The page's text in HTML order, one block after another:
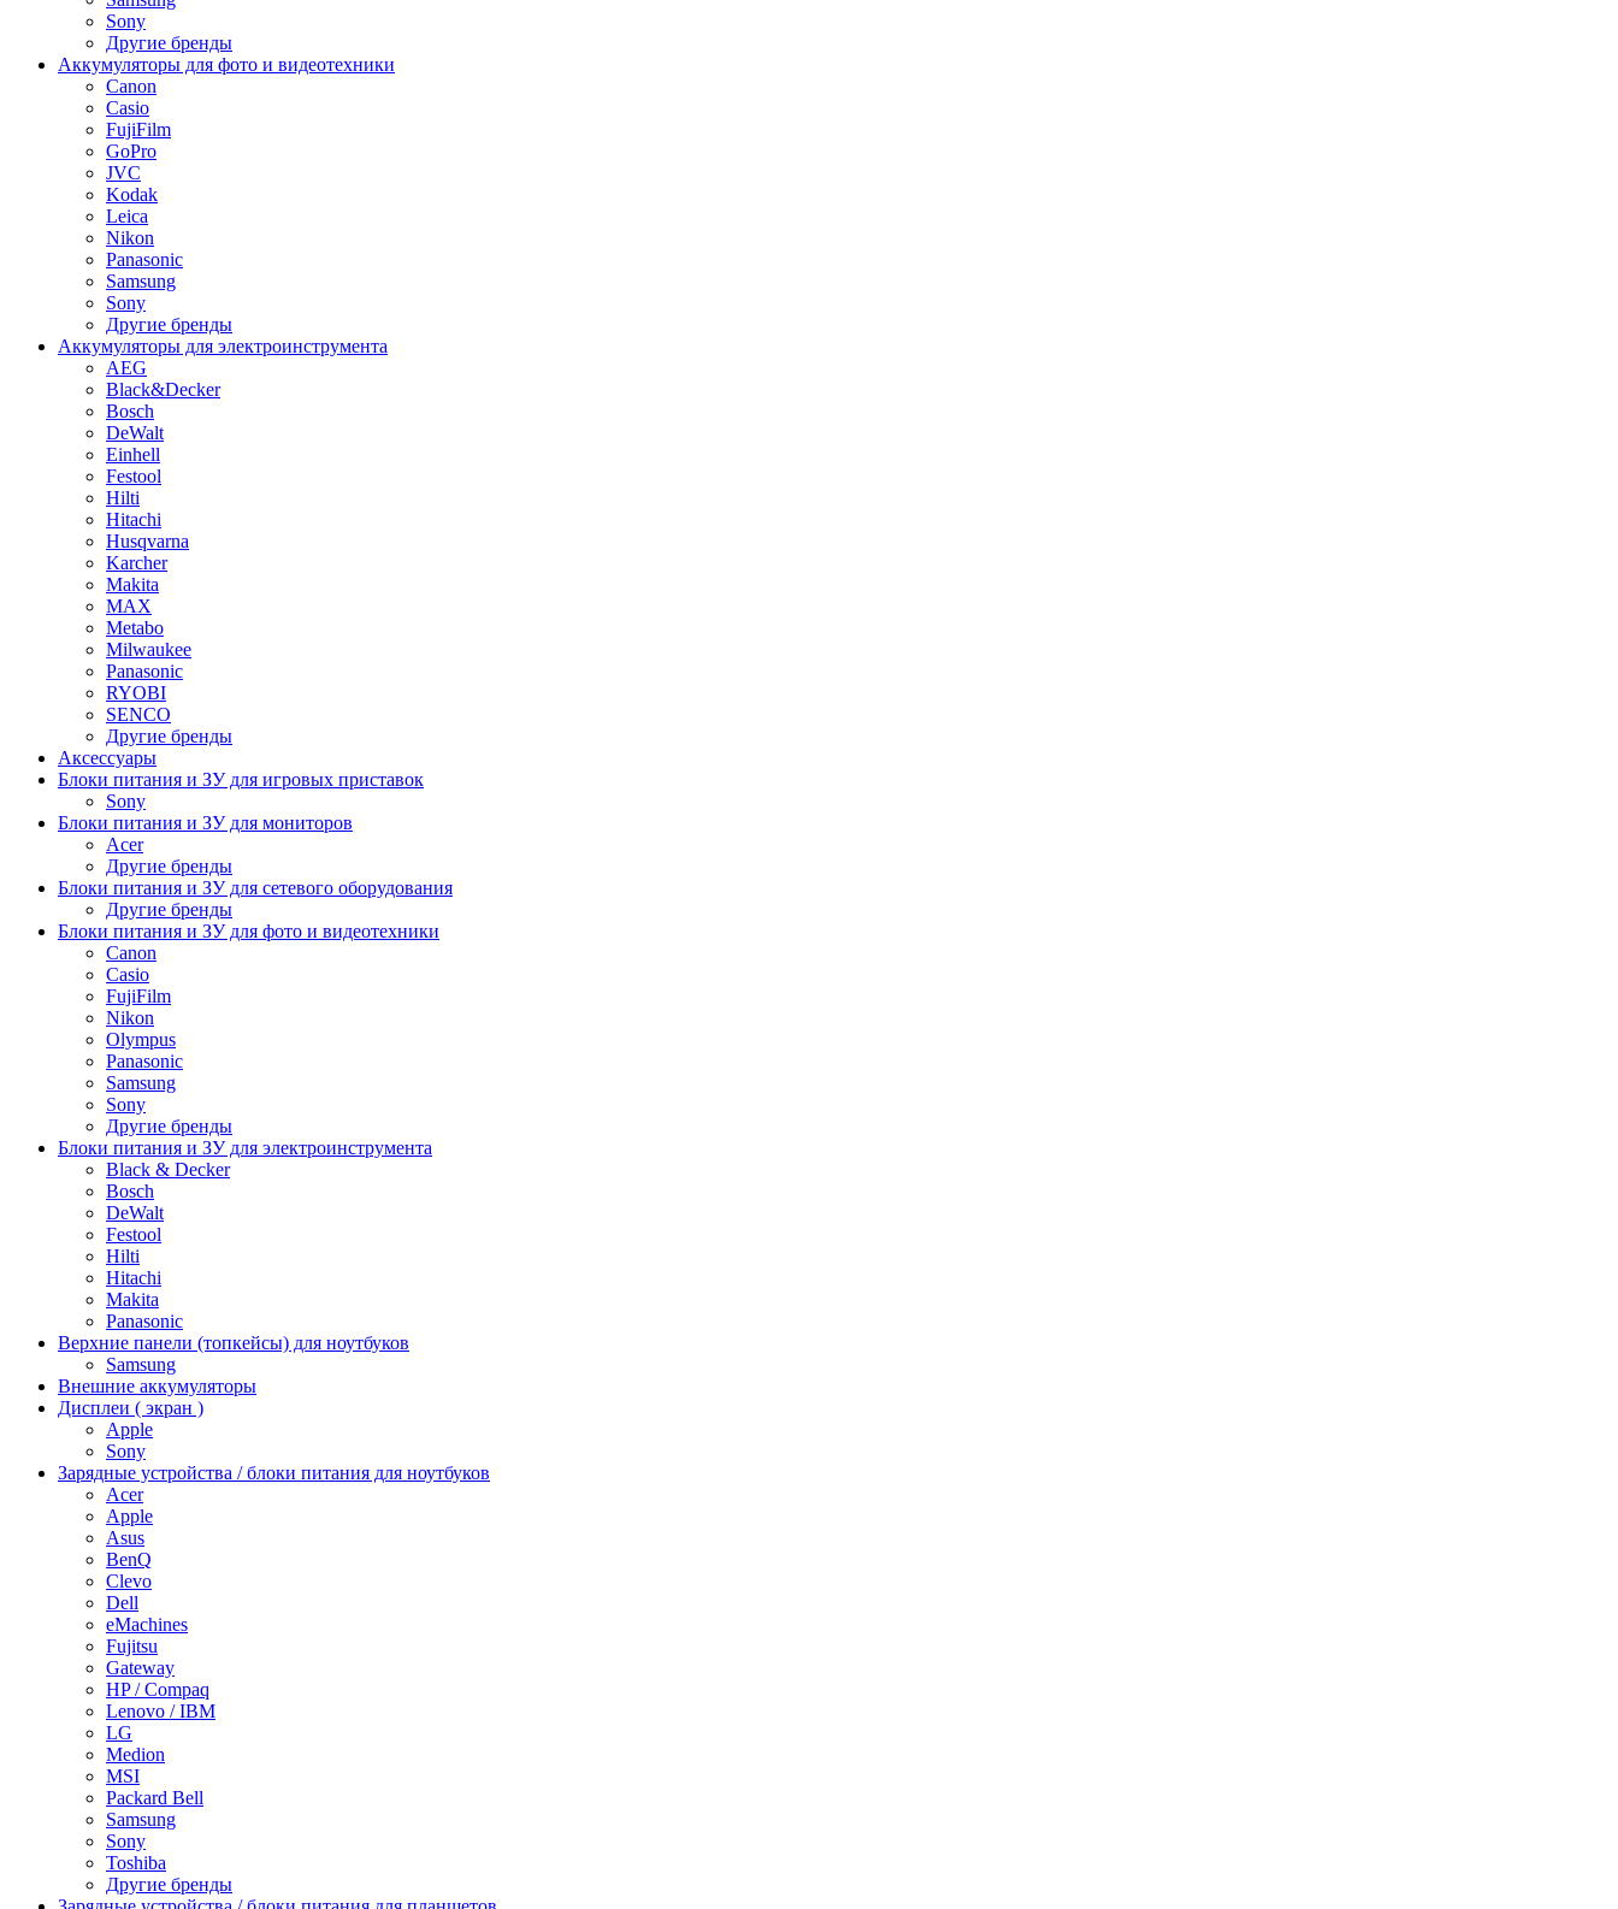
Sony
Другие бренды
Аккумуляторы для фото и видеотехники
Canon
Casio
FujiFilm
GoPro
JVC
Kodak
Leica
Nikon
Panasonic
Samsung
Sony
Другие бренды
Аккумуляторы для электроинструмента
AEG
Black&Decker
Bosch
DeWalt
Einhell
Festool
Hilti
Hitachi
Husqvarna
Karcher
Makita
MAX
Metabo
Milwaukee
Panasonic
RYOBI
SENCO
Другие бренды
Аксессуары
Блоки питания и ЗУ для игровых приставок
Sony
Блоки питания и ЗУ для мониторов
Acer
Другие бренды
Блоки питания и ЗУ для сетевого оборудования
Другие бренды
Блоки питания и ЗУ для фото и видеотехники
Canon
Casio
FujiFilm
Nikon
Olympus
Panasonic
Samsung
Sony
Другие бренды
Блоки питания и ЗУ для электроинструмента
Black & Decker
Bosch
DeWalt
Festool
Hilti
Hitachi
Makita
Panasonic
Верхние панели (топкейсы) для ноутбуков
Samsung
Внешние аккумуляторы
Дисплеи ( экран )
Apple
Sony
Зарядные устройства / блоки питания для ноутбуков
Acer
Apple
Asus
BenQ
Clevo
Dell
eMachines
Fujitsu
Gateway
HP / Compaq
Lenovo / IBM
LG
Medion
MSI
Packard Bell
Samsung
Sony
Toshiba
Другие бренды